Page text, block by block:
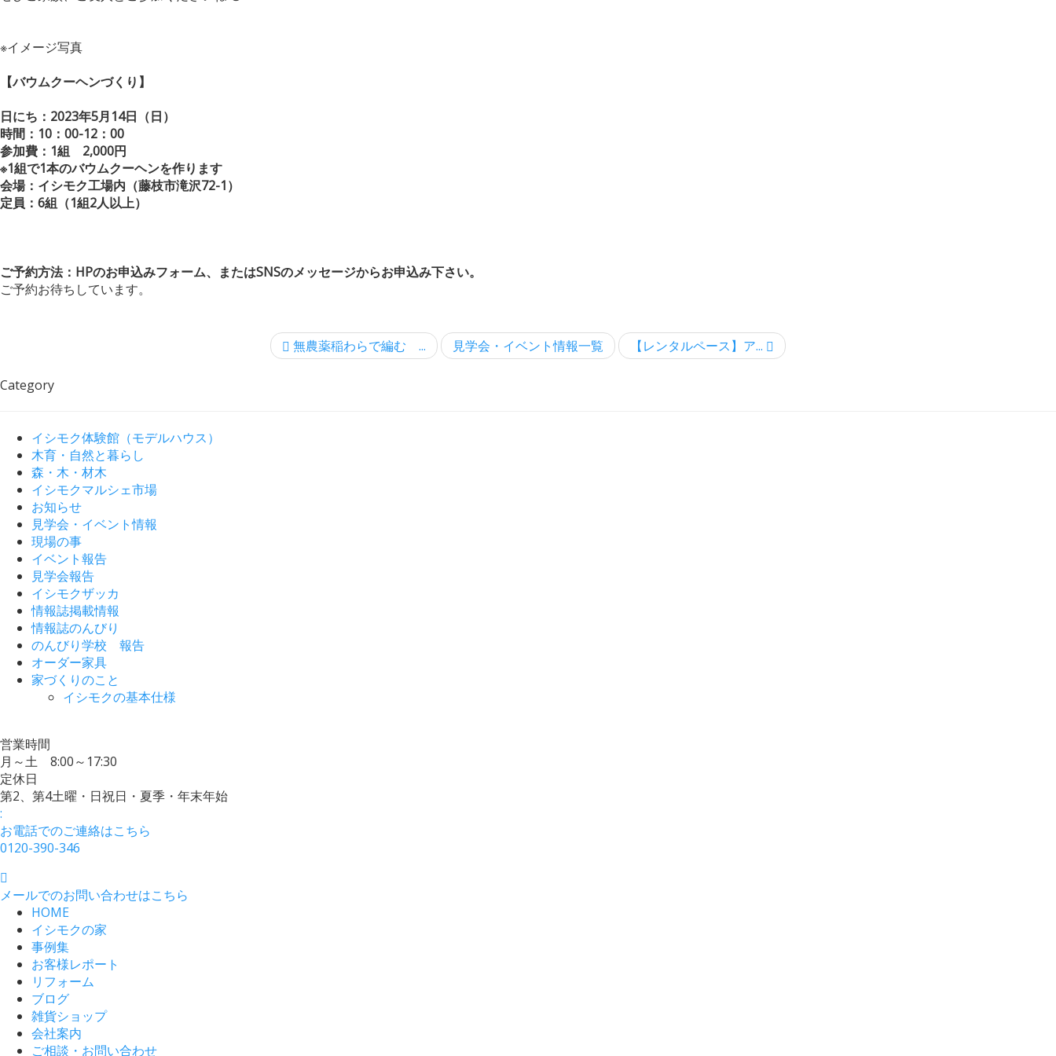
※イメージ写真
【バウムクーヘンづくり】
日にち：2023年5月14日（日）
時間：10：00-12：00
参加費：1組 2,000円
※1組で1本のバウムクーヘンを作ります
会場：イシモク工場内（藤枝市滝沢72-1）
定員：6組（1組2人以上）
ご予約方法：HPのお申込みフォーム、またはSNSのメッセージからお申込み下さい。
ご予約お待ちしています。
無農薬稲わらで編む ... 見学会・イベント情報一覧 【レンタルペース】ア...
Category
イシモク体験館（モデルハウス）
木育・自然と暮らし
森・木・材木
イシモクマルシェ市場
お知らせ
見学会・イベント情報
現場の事
イベント報告
見学会報告
イシモクザッカ
情報誌掲載情報
情報誌のんびり
のんびり学校 報告
オーダー家具
家づくりのこと
イシモクの基本仕様
営業時間
月～土 8:00～17:30
定休日
第2、第4土曜・日祝日・夏季・年末年始
:
お電話でのご連絡はこちら
0120-390-346
メールでのお問い合わせはこちら
HOME
イシモクの家
事例集
お客様レポート
リフォーム
ブログ
雑貨ショップ
会社案内
ご相談・お問い合わせ